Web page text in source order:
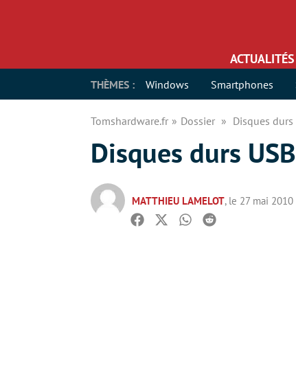
ACTUALITÉS
THÈMES : Windows Smartphones
Tomshardware.fr Dossier Disques
Disques durs
MATTHIEU LAMELOT, le 27 mai 2010
Facebook
TwitterWhatsapp
Reddit